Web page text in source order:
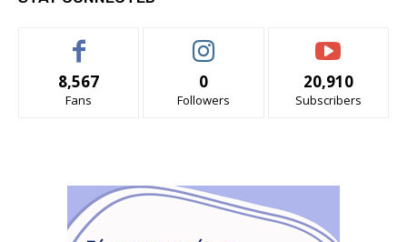
8,567
Fans
0
Followers
20,910
Subscribers